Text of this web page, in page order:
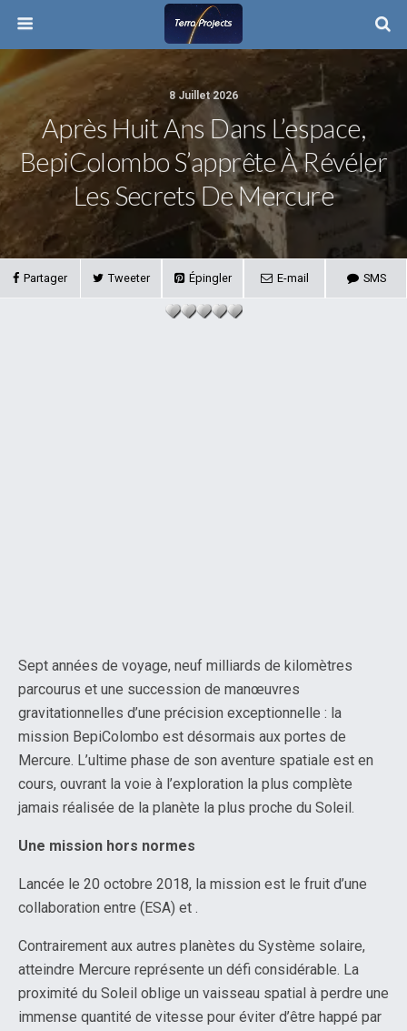
8 Juillet 2026
Après Huit Ans Dans L’espace,
BepiColombo S’apprête À Révéler
Les Secrets De Mercure
Partager Tweeter Épingler E-mail SMS
Sept années de voyage, neuf milliards de kilomètres
parcourus et une succession de manœuvres
gravitationnelles d’une précision exceptionnelle : la
mission BepiColombo est désormais aux portes de
Mercure. L’ultime phase de son aventure spatiale est en
cours, ouvrant la voie à l’exploration la plus complète
jamais réalisée de la planète la plus proche du Soleil.
Une mission hors normes
Lancée le 20 octobre 2018, la mission est le fruit d’une
collaboration entre (ESA) et .
Contrairement aux autres planètes du Système solaire,
atteindre Mercure représente un défi considérable. La
proximité du Soleil oblige un vaisseau spatial à perdre une
immense quantité de vitesse pour éviter d’être happé par